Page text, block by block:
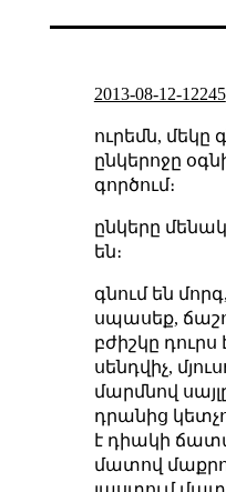
2013-08-12-12245
ուրեմն, մեկը
ընկերոջը
գործում։
ընկերը
են։
գնում են
սպասեք,
բժիշկը դուրս
սենդվիչ,
մարմնով
դրանից
է դիակի
մատով